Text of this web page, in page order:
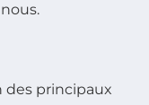
des principaux